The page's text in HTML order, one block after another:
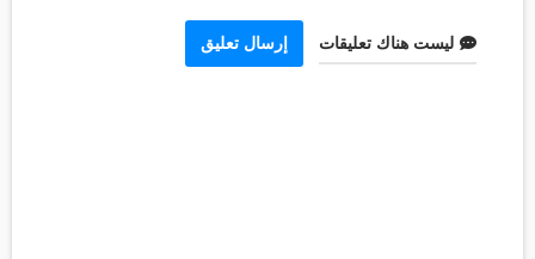
ليست هناك تعليقات إرسال تعليق